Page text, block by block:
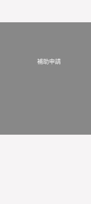
補助申請